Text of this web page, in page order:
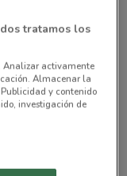
tratamos los
Analizar activamente
Almacenar la
y contenido
investigación de